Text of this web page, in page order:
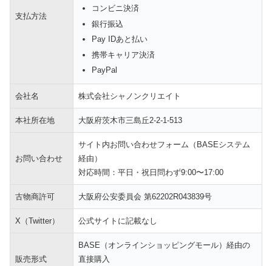
支払方法
コンビニ決済
銀行振込
Pay IDあと払い
携帯キャリア決済
PayPal
会社名 株式会社シャノンクリエイト
本社所在地 大阪府茨木市三島丘2-2-1-513
お問い合わせ
サイト内お問い合わせフォーム（BASEシステム
経由）
対応時間：平日・祝日問わず9:00〜17:00
古物商許可 大阪府公安委員会 第62202R043839号
X（Twitter） 公式サイトに記載なし
販売形式
BASE（オンラインショッピングモール）経由の
直接購入